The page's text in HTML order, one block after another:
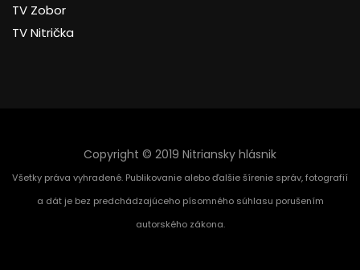
TV Zobor
TV Nitrička
Copyright © 2019 Nitriansky hlásnik
Všetky práva vyhradené. Publikovanie alebo ďalšie šírenie správ, fotografií
a dát je bez predchádzajúceho písomného súhlasu porušením
autorského zákona.